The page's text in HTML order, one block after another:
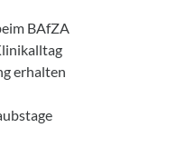
BAfZA
erhalten